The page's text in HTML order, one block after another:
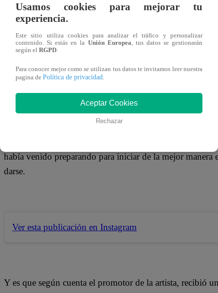
Redacción Latina
10 de septiembre 2019
Hace algunos días, Gianella Ydoña, la ex pareja y
había venido preparando para iniciar de la mejor
darse.
Ver esta publicación en Instagram
Y es que según cuenta el promotor de la artista, recibió
Usamos cookies para mejorar tu
experiencia.
Este sitio utiliza cookies para analizar el tráfico y personalizar
contenido. Si estás en la Unión Europea , tus datos se gestionarán
según el RGPD
Para conocer mejor como se utilizan tus datos te invitamos leer nuestra
pagina de Política de privacidad
Aceptar Cookies
Rechazar